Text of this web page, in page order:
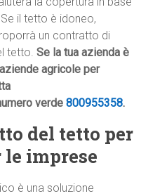
il tetto è idoneo,
un contratto di
tetto.Se la tua azienda è
agricole per
verde800955358.
del tetto per
imprese
è una soluzione